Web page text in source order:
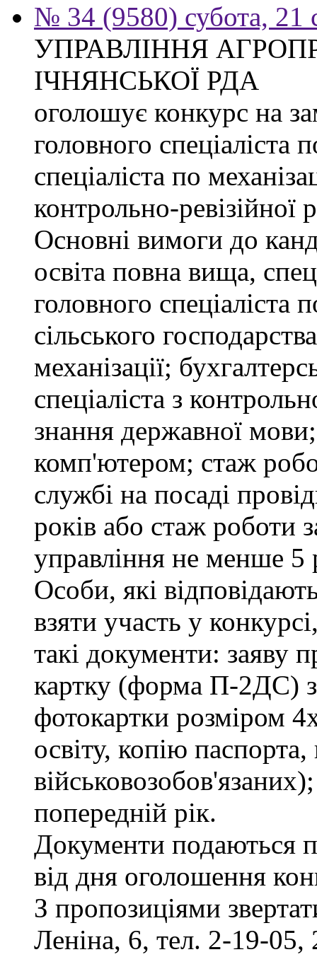
№ 34 (9580) субота, 21
УПРАВЛІННЯ
ІЧНЯНСЬКОЇ РДА
оголошує конкурс на
головного спеціаліста
спеціаліста по
контрольно-ревізійної
Основні вимоги до
освіта повна вища,
головного спеціаліста
сільського
механізації;
спеціаліста з
знання державної
комп'ютером; стаж
службі на посаді
років або стаж роботи
управління не менше 5
Особи, які
взяти участь у
такі документи: заяву
картку (форма П-2ДС) з
фотокартки розміром
освіту, копію
попередній рік.
Документи подаються
від дня оголошення
З пропозиціями
Леніна, 6, тел. 2-19-05,